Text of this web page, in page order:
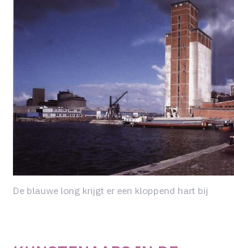
De blauwe long krijgt er een kloppend hart bij